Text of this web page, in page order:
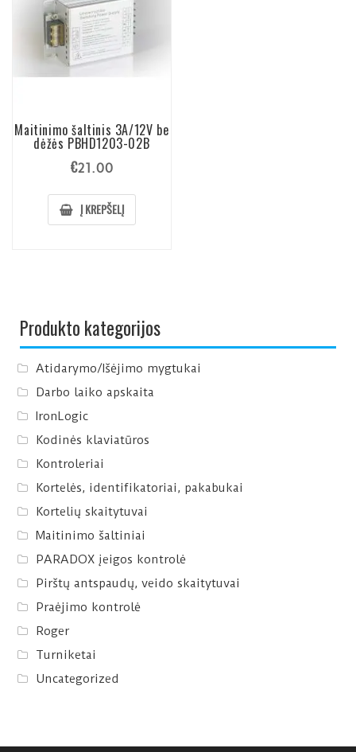
Maitinimo šaltinis 3A/12V be
dėžės PBHD1203-02B
€21.00
Į KREPŠELĮ
Produkto kategorijos
Atidarymo/Išėjimo mygtukai
Darbo laiko apskaita
IronLogic
Kodinės klaviatūros
Kontroleriai
Kortelės, identifikatoriai, pakabukai
Kortelių skaitytuvai
Maitinimo šaltiniai
PARADOX įeigos kontrolė
Pirštų antspaudų, veido skaitytuvai
Praėjimo kontrolė
Roger
Turniketai
Uncategorized